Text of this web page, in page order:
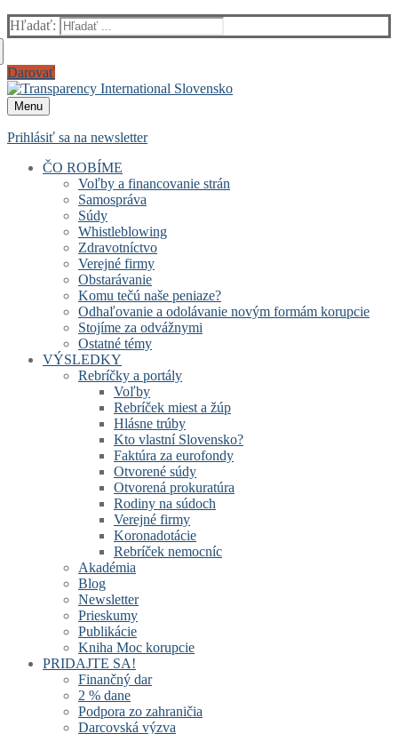
Hľadať:
Darovať
Menu
Prihlásiť sa na newsletter
ČO ROBÍME
Voľby a financovanie strán
Samospráva
Súdy
Whistleblowing
Zdravotníctvo
Verejné firmy
Obstarávanie
Komu tečú naše peniaze?
Odhaľovanie a odolávanie novým formám korupcie
Stojíme za odvážnymi
Ostatné témy
VÝSLEDKY
Rebríčky a portály
Voľby
Rebríček miest a žúp
Hlásne trúby
Kto vlastní Slovensko?
Faktúra za eurofondy
Otvorené súdy
Otvorená prokuratúra
Rodiny na súdoch
Verejné firmy
Koronadotácie
Rebríček nemocníc
Akadémia
Blog
Newsletter
Prieskumy
Publikácie
Kniha Moc korupcie
PRIDAJTE SA!
Finančný dar
2 % dane
Podpora zo zahraničia
Darcovská výzva